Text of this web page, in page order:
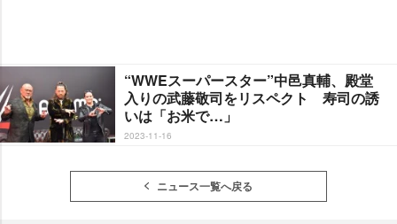
“WWEスーパースター”中邑真輔、殿堂
入りの武藤敬司をリスペクト 寿司の誘
いは「お米で…」
2023-11-16
ニュース一覧へ戻る